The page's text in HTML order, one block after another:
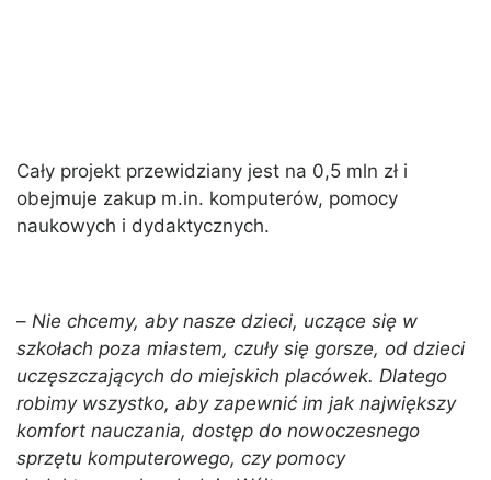
Cały projekt przewidziany jest na 0,5 mln zł i
obejmuje zakup m.in. komputerów, pomocy
naukowych i dydaktycznych.
– Nie chcemy, aby nasze dzieci, uczące się w
szkołach poza miastem, czuły się gorsze, od dzieci
uczęszczających do miejskich placówek. Dlatego
robimy wszystko, aby zapewnić im jak największy
komfort nauczania, dostęp do nowoczesnego
sprzętu komputerowego, czy pomocy